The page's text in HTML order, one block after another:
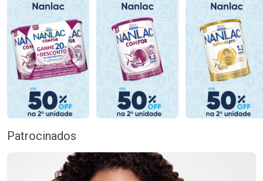
Patrocinados